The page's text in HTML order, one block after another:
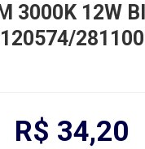
3000K 12W
R$ 34,20